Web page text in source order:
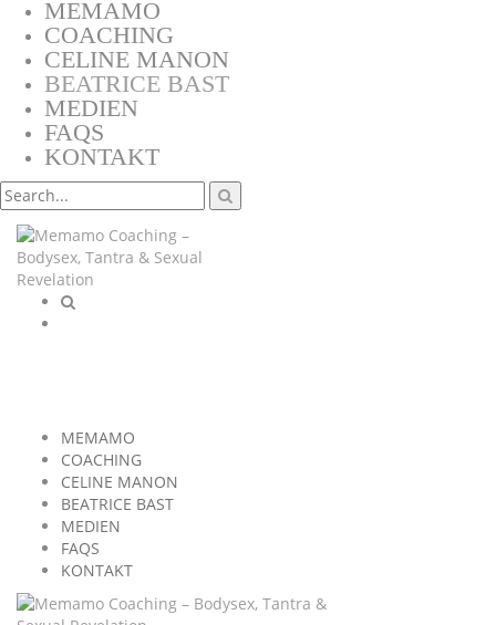
MEMAMO
COACHING
CELINE MANON
BEATRICE BAST
MEDIEN
FAQS
KONTAKT
MEMAMO
COACHING
CELINE MANON
BEATRICE BAST
MEDIEN
FAQS
KONTAKT